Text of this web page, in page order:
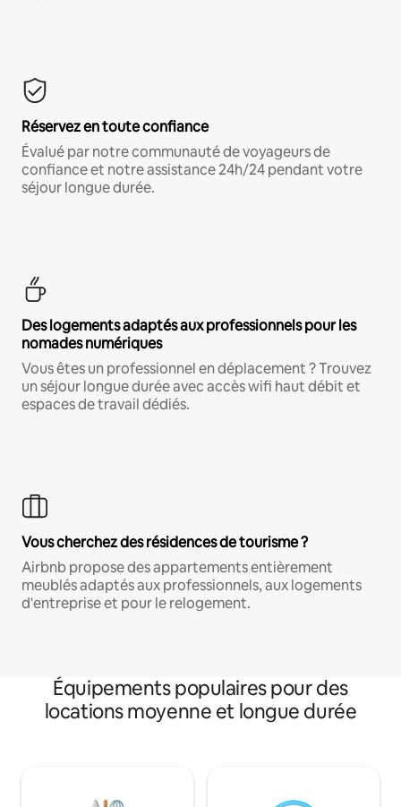
Réservez en toute confiance
Évalué par notre communauté de voyageurs de
confiance et notre assistance 24h/24 pendant votre
séjour longue durée.
Des logements adaptés aux professionnels pour les
nomades numériques
Vous êtes un professionnel en déplacement ? Trouvez
un séjour longue durée avec accès wifi haut débit et
espaces de travail dédiés.
Vous cherchez des résidences de tourisme ?
Airbnb propose des appartements entièrement
meublés adaptés aux professionnels, aux logements
d'entreprise et pour le relogement.
Équipements populaires pour des
locations moyenne et longue durée